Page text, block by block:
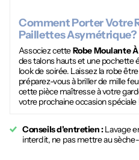
Comment Porter Votre
Paillettes Asymétrique?
Associez cetteRobe Moulante
des talons hauts et une pochette
look de soirée. Laissez la robe
préparez-vous à briller de mille
cette pièce maîtresse à votre
votre prochaine occasion spéciale
Conseils d'entretien :Lavage
interdit, ne pas mettre au